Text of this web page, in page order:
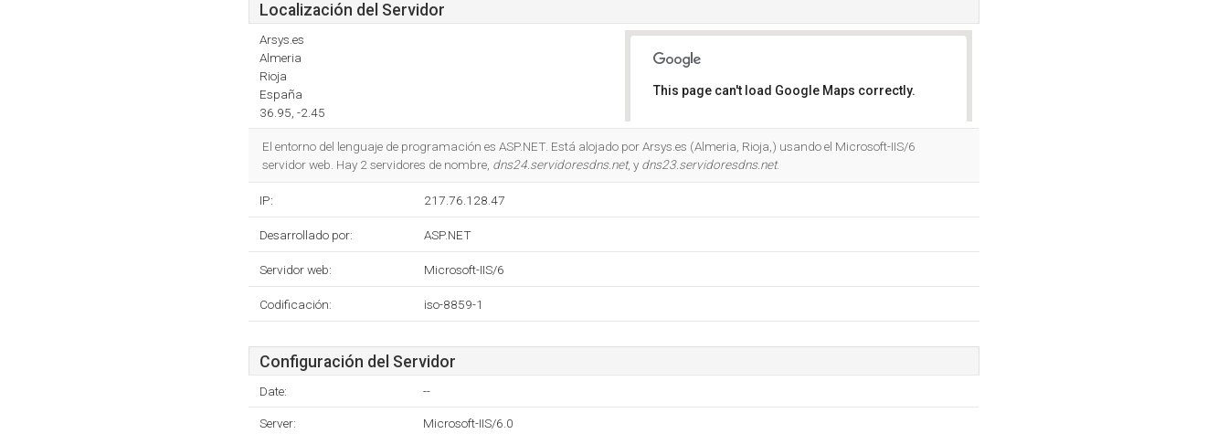
Localización del Servidor
Arsys.es
Almeria
Rioja
España
36.95, -2.45
This page can't load Google Maps correctly.
El entorno del lenguaje de programación es ASP.NET. Está alojado por Arsys.es (Almeria, Rioja,) usando el Microsoft-IIS/6
servidor web. Hay 2 servidores de nombre, dns24.servidoresdns.net, y dns23.servidoresdns.net.
IP: 217.76.128.47
Desarrollado por: ASP.NET
Servidor web: Microsoft-IIS/6
Codificación: iso-8859-1
Configuración del Servidor
Date: --
Server: Microsoft-IIS/6.0